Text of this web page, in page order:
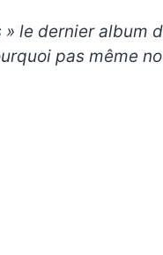
» le dernier album
pas même